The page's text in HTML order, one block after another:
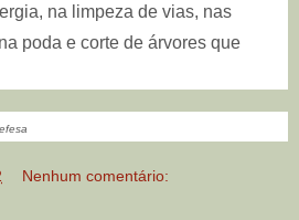
na limpeza de vias, nas
poda e corte de árvores que
Nenhum comentário: